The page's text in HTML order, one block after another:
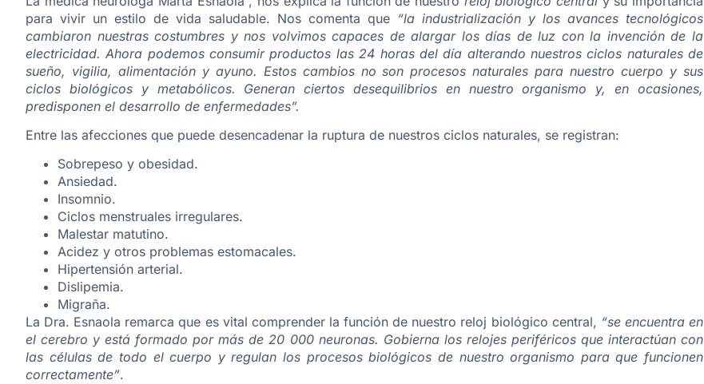
para vivir un estilo de vida saludable. Nos comenta que “la industrialización y los avances tecnológicos
cambiaron nuestras costumbres y nos volvimos capaces de alargar los días de luz con la invención de la
electricidad. Ahora podemos consumir productos las 24 horas del día alterando nuestros ciclos naturales de
sueño, vigilia, alimentación y ayuno. Estos cambios no son procesos naturales para nuestro cuerpo y sus
ciclos biológicos y metabólicos. Generan ciertos desequilibrios en nuestro organismo y, en ocasiones,
predisponen el desarrollo de enfermedades”.
Entre las afecciones que puede desencadenar la ruptura de nuestros ciclos naturales, se registran:
Sobrepeso y obesidad.
Ansiedad.
Insomnio.
Ciclos menstruales irregulares.
Malestar matutino.
Acidez y otros problemas estomacales.
Hipertensión arterial.
Dislipemia.
Migraña.
La Dra. Esnaola remarca que es vital comprender la función de nuestro reloj biológico central, “se encuentra en
el cerebro y está formado por más de 20 000 neuronas. Gobierna los relojes periféricos que interactúan con
las células de todo el cuerpo y regulan los procesos biológicos de nuestro organismo para que funcionen
correctamente”.